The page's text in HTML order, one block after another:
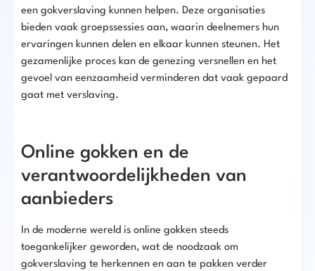
een gokverslaving kunnen helpen. Deze organisaties
bieden vaak groepssessies aan, waarin deelnemers hun
ervaringen kunnen delen en elkaar kunnen steunen. Het
gezamenlijke proces kan de genezing versnellen en het
gevoel van eenzaamheid verminderen dat vaak gepaard
gaat met verslaving.
Online gokken en de
verantwoordelijkheden van
aanbieders
In de moderne wereld is online gokken steeds
toegankelijker geworden, wat de noodzaak om
gokverslaving te herkennen en aan te pakken verder